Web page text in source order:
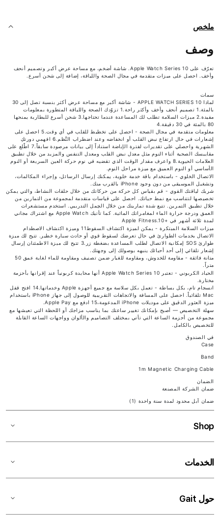
ملخص
وصف
تعرّف على Apple Watch Series 10. شاشة أضخم، مع مساحة عرض أكبر وتصميم أنحف
وأخف. احصل على ميزات متقدمة في مجال الصحة واللياقة، إضافة إلى شحن أسرع.
سمات
لماذا APPLE WATCH SERIES 10 - شاشة أكبر مع مساحة عرض أكثر بنسبة تصل إلى 30
بالمئة.1 تصميم أنحف وأخف وأكثر راحة.1 تزوّدك الصحة واللياقة المتطورة بمعلومات
مفيدة.2 ميزات السلامة تطلب لك المساعدة عندما تحتاجها.3 شحن أسرع للبطارية يمنحها
80 بالمئة في 30 دقيقة.4
معلومات متقدمة في مجال الصحة - احصل على تخطيط للقلب في أي وقت.5 احصل على
إشعارات في حال ارتفاع نبض القلب أو انخفاضه وعند اضطراب النَّظم.6 افهمي دورتكِ
الشهرية واحصلي على تقديرات لفترة الإباضة استناداً إلى بيانات مرصودة سابقاً.7 اطّلع على
مقاييسك الصحية أثناء النوم مثل معدل نبض القلب ومعدل التنفس والمزيد من خلال تطبيق
العلامات الحيوية.8 واعرف مقدار الوقت الذي تقضيه في نوم حركة العين السريعة أو النوم
الأساسي أو النوم العميق مع ميزة مراحل النوم.
الاتصال الخلوي - باستخدام باقة خدمة خلوية، يمكنك إرسال الرسائل، وإجراء المكالمات،
وتشغيل الموسيقى من دون وجود iPhone بالقرب منك.
شريك لياقتك القوي - قم بقياس كل حركة من حركاتك من خلال حلقات النشاط، والتي يمكن
تخصيصها لتتناسب مع نمط حياتك. احصل على قياسات متقدمة لمجموعة من التمارين من
خلال تطبيق التمرين. تتبع شدة تمارينك من خلال الحِمل التدريبي. استخدم مستشعرات
العمق ودرجة حرارة الماء لمغامراتك المائية. كما تأتيك Apple Watch مع اشتراك مجاني
لمدة ثلاثة أشهر في +Apple Fitness.10
ميزات السلامة المبتكرة - يمكن لميزة اكتشاف السقوط11 وميزة اكتشاف الاصطدام
الاتصال بخدمات الطوارئ في حال تعرضك لسقوط قوي أو حادث سيارة خطير. تتيح لك ميزة
طوارئ SOS إمكانية الاتصال لطلب المساعدة بضغطة زر.3 تتيح لك ميزة الاطمئنان إرسال
إشعار تلقائي إلى أحد أحبائك ينبهه بوصولك إلى وجهتك.
متانة فائقة - مقاومة للخدوش، ومقاومة للغبار ضمن تصنيف ومقاومة للماء لغاية عمق 50
متراً.
الحياد الكربوني - تعتبر Apple Watch Series 10 أنها محايدة كربونياً عند إقرانها بأحزمة
مختارة.
انسجام تام، بكل بساطة - تعمل بكل سلاسة مع جميع أجهزة Apple وخدماتها.14 افتح قفل
Mac تلقائياً. احصل على المسافة والاتجاهات التقريبية للوصول إلى جهاز iPhone باستخدام
ميزة العثور الدقيق على موديلات iPhone المدعومة،15 ادفع مع Apple Pay.
سهلة التخصيص — أصبح بإمكانك تغيير ساعتك بما يناسب مزاجك أو اللحظة التي تعيشها مع
مجموعة من أحزمة الساعة التي تأتي بمختلف التصاميم والألوان وواجهات الساعة القابلة
للتخصيص بالكامل.
في الصندوق
Case
Band
1m Magnetic Charging Cable
الضمان
ضمان الشركة المصنعة
ضمان آبل محدود لمدة سنة واحدة (1)
Shop
الخدمات
حول Gait